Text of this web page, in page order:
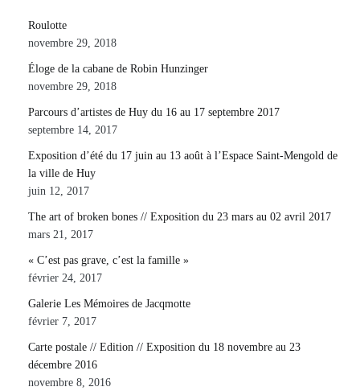
Roulotte
novembre 29, 2018
Éloge de la cabane de Robin Hunzinger
novembre 29, 2018
Parcours d’artistes de Huy du 16 au 17 septembre 2017
septembre 14, 2017
Exposition d’été du 17 juin au 13 août à l’Espace Saint-Mengold de
la ville de Huy
juin 12, 2017
The art of broken bones // Exposition du 23 mars au 02 avril 2017
mars 21, 2017
« C’est pas grave, c’est la famille »
février 24, 2017
Galerie Les Mémoires de Jacqmotte
février 7, 2017
Carte postale // Edition // Exposition du 18 novembre au 23
décembre 2016
novembre 8, 2016